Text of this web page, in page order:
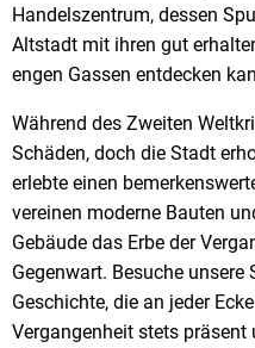
Handelszentrum, dessen
Altstadt mit ihren gut
engen Gassen entdecken
Während des Zweiten
Schäden, doch die Stadt
erlebte einen
vereinen moderne Bauten
Gebäude das Erbe der
Gegenwart. Besuche
Geschichte, die an jeder
Vergangenheit stets